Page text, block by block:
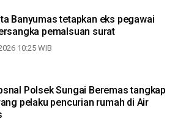
Banyumas tetapkan eks pegawai
pemalsuan surat
10:25 WIB
Polsek Sungai Beremas tangkap
pelaku pencurian rumah di Air